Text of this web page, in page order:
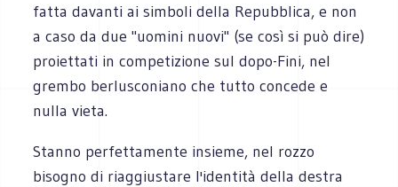
fatta davanti ai simboli della Repubblica, e non
a caso da due "uomini nuovi" (se così si può dire)
proiettati in competizione sul dopo-Fini, nel
grembo berlusconiano che tutto concede e
nulla vieta.
Stanno perfettamente insieme, nel rozzo
bisogno di riaggiustare l'identità della destra